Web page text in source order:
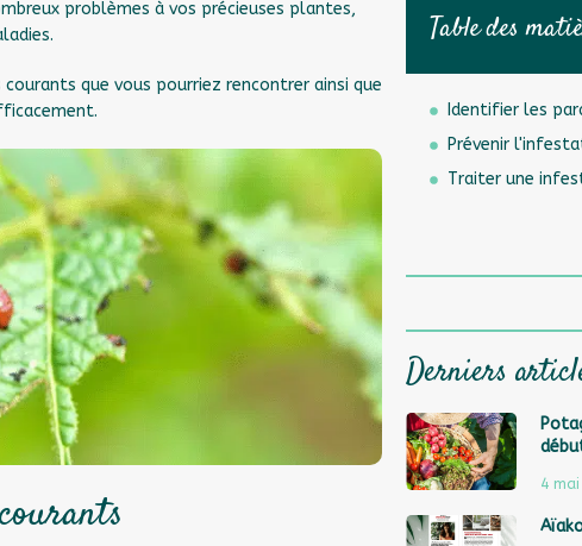
problèmes à vos précieuses plantes,
que vous pourriez rencontrer ainsi que
Table des
Identifier les
Prévenir
Traiter une
Derniers
4 mai